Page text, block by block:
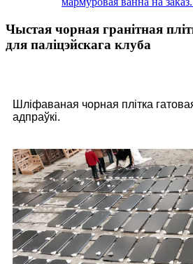
Чыстая чорная гранітная
для паліцэйскага клуба
Шліфаваная чорная плітка
адпраўкі.